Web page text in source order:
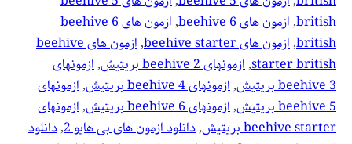
british
, ازمون های beehive 6 ,
ازمون های beehive 6
british
, ازمون های beehive starter ,
ازمون های beehive
starter british
, ازمونهای beehive 2 بریتیش , ازمونهای
beehive 3 بریتیش
, ازمونهای beehive 4 بریتیش , ازمونهای
beehive 5 بریتیش
, ازمونهای beehive 6 بریتیش , ازمونهای
beehive starter بریتیش
, دانلود ازمون های بی هایو 2 , دانلود